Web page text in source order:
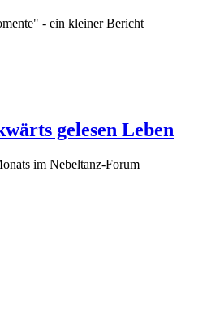
- ein kleiner Bericht
gelesen Leben
im Nebeltanz-Forum